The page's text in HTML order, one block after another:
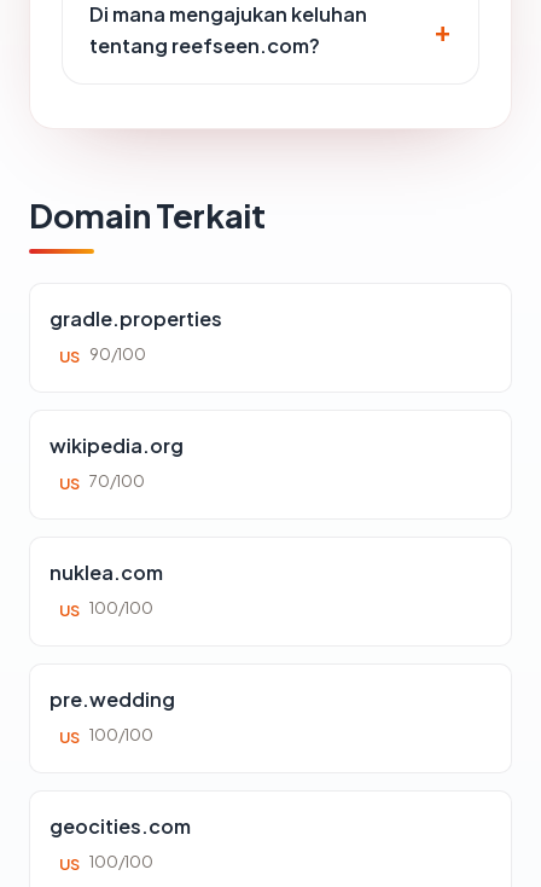
Di mana mengajukan keluhan
tentang reefseen.com?
Domain Terkait
gradle.properties
US 90/100
wikipedia.org
US 70/100
nuklea.com
US 100/100
pre.wedding
US 100/100
geocities.com
US 100/100